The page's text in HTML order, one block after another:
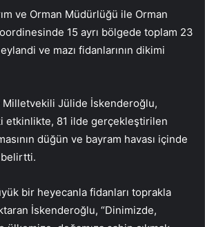
ve Orman Müdürlüğü ile Orman
15 ayrı bölgede toplam 23
ve mazı fidanlarının dikimi
Milletvekili Jülide İskenderoğlu,
etkinlikte, 81 ilde gerçekleştirilen
düğün ve bayram havası içinde
bir heyecanla fidanları toprakla
İskenderoğlu, “Dinimizde,